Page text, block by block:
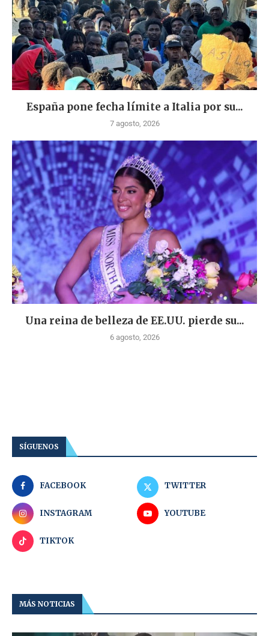
España pone fecha límite a Italia por su...
7 agosto, 2026
Una reina de belleza de EE.UU. pierde su...
6 agosto, 2026
SÍGUENOS
FACEBOOK TWITTER
INSTAGRAM YOUTUBE
TIKTOK
MÁS NOTICIAS